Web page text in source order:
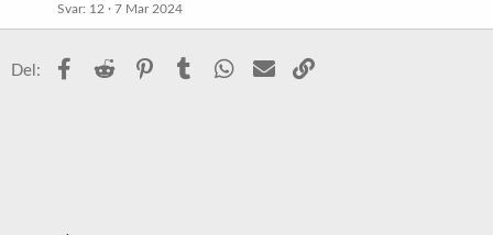
Svar 12 7 Mar 2024
Del: Facebook
Reddit PinterestTumblr WhatsApp
E-post